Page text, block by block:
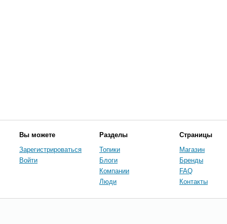
Вы можете
Зарегистрироваться
Войти
Разделы
Топики
Блоги
Компании
Люди
Страницы
Магазин
Бренды
FAQ
Контакты